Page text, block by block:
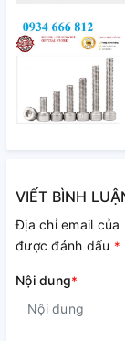
VIẾT BÌNH
Địa chỉ email
được đánh dấu *
Nội dung*